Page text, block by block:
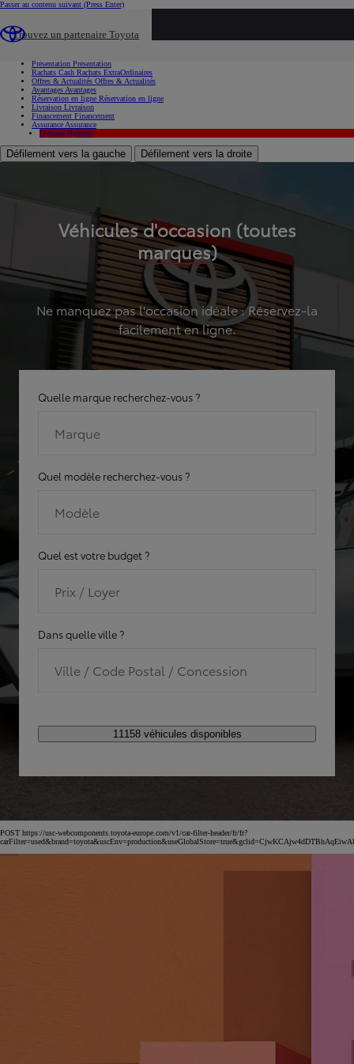
Passer au contenu suivant (Press Enter)
Trouvez un partenaire Toyota
Présentation Présentation
Rachats Cash Rachats ExtraOrdinaires
Offres & Actualités Offres & Actualités
Avantages Avantages
Réservation en ligne Réservation en ligne
Livraison Livraison
Financement Financement
Assurance Assurance
Hybride Hybride
Défilement vers la gauche Défilement vers la droite
Véhicules d'occasion (toutes
marques)
Ne manquez pas l'occasion idéale : Réservez-la
facilement en ligne.
Quelle marque recherchez-vous ?
Marque
Quel modèle recherchez-vous ?
Modèle
Quel est votre budget ?
Prix / Loyer
Dans quelle ville ?
Ville / Code Postal / Concession
11158 véhicules disponibles
POST https://usc-webcomponents.toyota-europe.com/v1/car-filter-header/fr/fr?